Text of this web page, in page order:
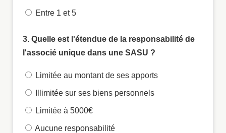
Entre 1 et 5
3. Quelle est l'étendue de la responsabilité de
l'associé unique dans une SASU ?
Limitée au montant de ses apports
Illimitée sur ses biens personnels
Limitée à 5000€
Aucune responsabilité